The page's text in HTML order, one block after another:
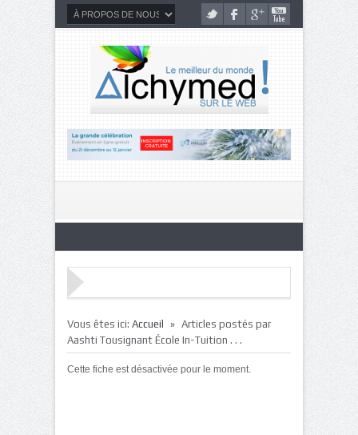
Vous êtes ici: Accueil » Articles postés par
Aashti Tousignant École In-Tuition . . .
Cette fiche est désactivée pour le moment.